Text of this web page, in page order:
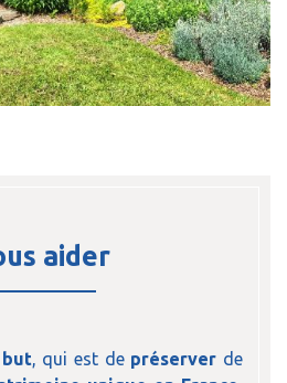
aider
but, qui est de préserver de